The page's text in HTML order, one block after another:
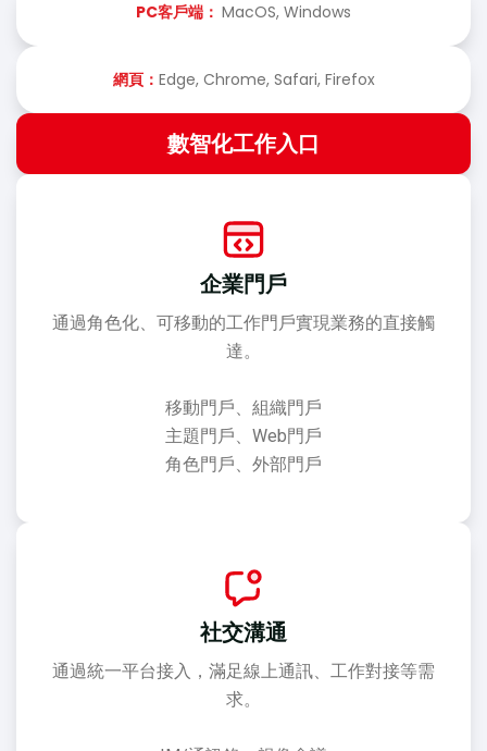
PC客戶端： MacOS, Windows
網頁： Edge, Chrome, Safari, Firefox
數智化工作入口
企業門戶
通過角色化、可移動的工作門戶實現業務的直接觸
達。
移動門戶、組織門戶
主題門戶、Web門戶
角色門戶、外部門戶
社交溝通
通過統一平台接入，滿足線上通訊、工作對接等需
求。